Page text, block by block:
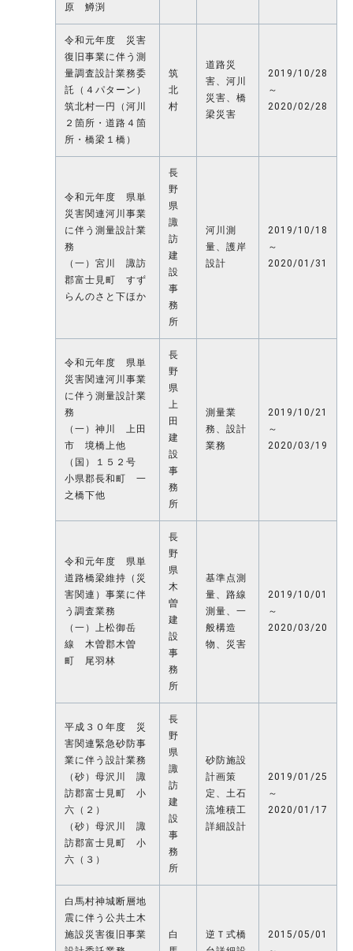
原 鱒渕
令和元年度 災害
復旧事業に伴う測
量調査設計業務委
託（４パターン）
筑北村一円（河川
２箇所・道路４箇
所・橋梁１橋）
筑
北
村
道路災
害、河川
災害、橋
梁災害
2019/10/28
～
2020/02/28
令和元年度 県単
災害関連河川事業
に伴う測量設計業
務
（一）宮川 諏訪
郡富士見町 すず
らんのさと下ほか
長
野
県
諏
訪
建
設
事
務
所
河川測
量、護岸
設計
2019/10/18
～
2020/01/31
令和元年度 県単
災害関連河川事業
に伴う測量設計業
務
（一）神川 上田
市 境橋上他
（国）１５２号
小県郡長和町 一
之橋下他
長
野
県
上
田
建
設
事
務
所
測量業
務、設計
業務
2019/10/21
～
2020/03/19
令和元年度 県単
道路橋梁維持（災
害関連）事業に伴
う調査業務
（一）上松御岳
線 木曽郡木曽
町 尾羽林
長
野
県
木
曽
建
設
事
務
所
基準点測
量、路線
測量、一
般構造
物、災害
2019/10/01
～
2020/03/20
平成３０年度 災
害関連緊急砂防事
業に伴う設計業務
（砂）母沢川 諏
訪郡富士見町 小
六（２）
（砂）母沢川 諏
訪郡富士見町 小
六（３）
長
野
県
諏
訪
建
設
事
務
所
砂防施設
計画策
定、土石
流堆積工
詳細設計
2019/01/25
～
2020/01/17
白馬村神城断層地
震に伴う公共土木
施設災害復旧事業
白
逆Ｔ式橋
2015/05/01